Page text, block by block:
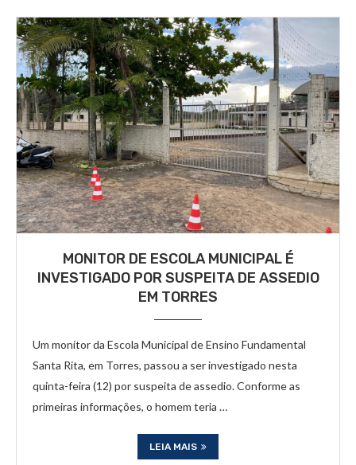
MONITOR DE ESCOLA MUNICIPAL É
INVESTIGADO POR SUSPEITA DE ASSEDIO
EM TORRES
Um monitor da Escola Municipal de Ensino Fundamental
Santa Rita, em Torres, passou a ser investigado nesta
quinta-feira (12) por suspeita de assedio. Conforme as
primeiras informações, o homem teria …
LEIA MAIS